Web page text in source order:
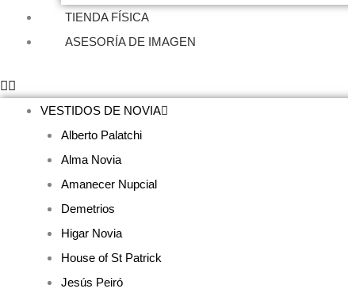
TIENDA FÍSICA
ASESORÍA DE IMAGEN
VESTIDOS DE NOVIA
Alberto Palatchi
Alma Novia
Amanecer Nupcial
Demetrios
Higar Novia
House of St Patrick
Jesús Peiró